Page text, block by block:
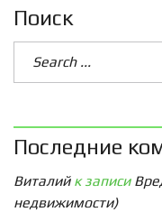
Поиск
Последние
Виталийк записи
недвижимости)